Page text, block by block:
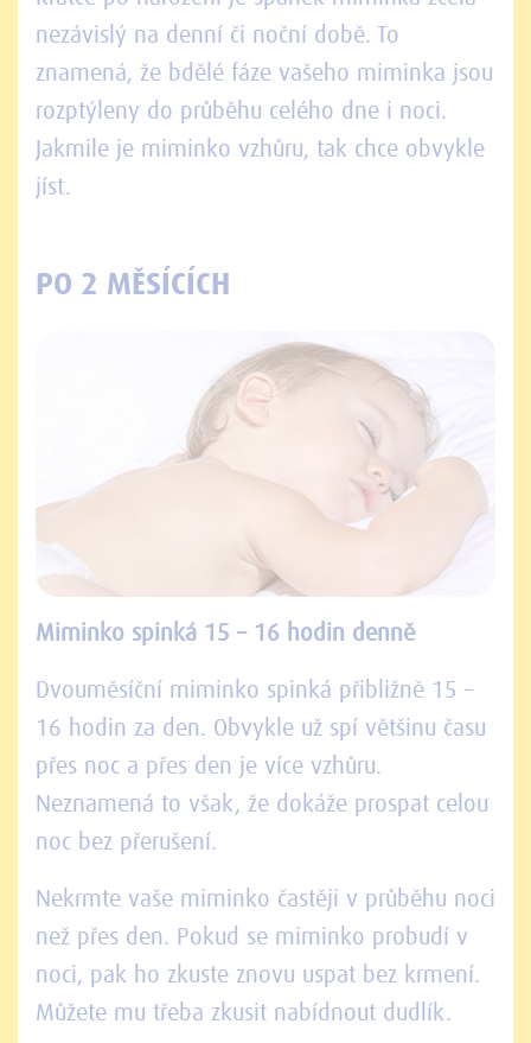
nezávislý na denní či noční době. To
znamená, že bdělé fáze vašeho miminka jsou
rozptýleny do průběhu celého dne i noci.
Jakmile je miminko vzhůru, tak chce obvykle
jíst.
PO 2 MĚSÍCÍCH
Miminko spinká 15 – 16 hodin denně
Dvouměsíční miminko spinká přibližně 15 –
16 hodin za den. Obvykle už spí většinu času
přes noc a přes den je více vzhůru.
Neznamená to však, že dokáže prospat celou
noc bez přerušení.
Nekrmte vaše miminko častěji v průběhu noci
než přes den. Pokud se miminko probudí v
noci, pak ho zkuste znovu uspat bez krmení.
Můžete mu třeba zkusit nabídnout dudlík.